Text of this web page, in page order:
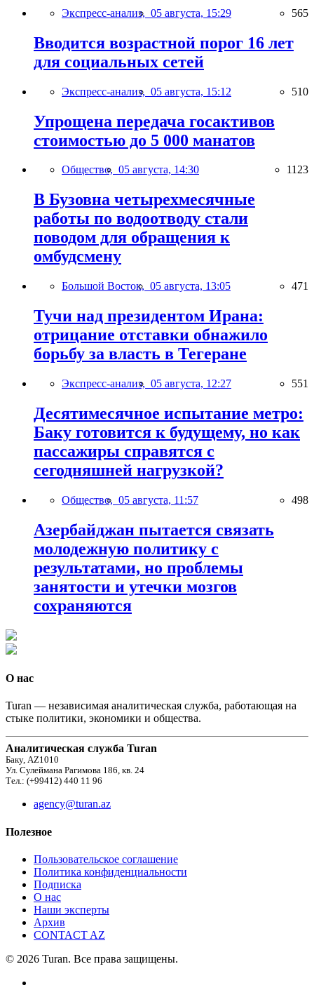
Экспресс-анализ, 05 августа, 15:29 565
Вводится возрастной порог 16 лет
для социальных сетей
Экспресс-анализ, 05 августа, 15:12 510
Упрощена передача госактивов
стоимостью до 5 000 манатов
Общество, 05 августа, 14:30 1123
В Бузовна четырехмесячные
работы по водоотводу стали
поводом для обращения к
омбудсмену
Большой Восток, 05 августа, 13:05 471
Тучи над президентом Ирана:
отрицание отставки обнажило
борьбу за власть в Тегеране
Экспресс-анализ, 05 августа, 12:27 551
Десятимесячное испытание метро:
Баку готовится к будущему, но как
пассажиры справятся с
сегодняшней нагрузкой?
Общество, 05 августа, 11:57 498
Азербайджан пытается связать
молодежную политику с
результатами, но проблемы
занятости и утечки мозгов
сохраняются
О нас
Turan — независимая аналитическая служба, работающая на
стыке политики, экономики и общества.
Аналитическая служба Turan
Баку, AZ1010
Ул. Сулеймана Рагимова 186, кв. 24
Тел.: (+99412) 440 11 96
agency@turan.az
Полезное
Пользовательское соглашение
Политика конфиденциальности
Подписка
О нас
Наши эксперты
Архив
CONTACT AZ
© 2026 Turan. Все права защищены.